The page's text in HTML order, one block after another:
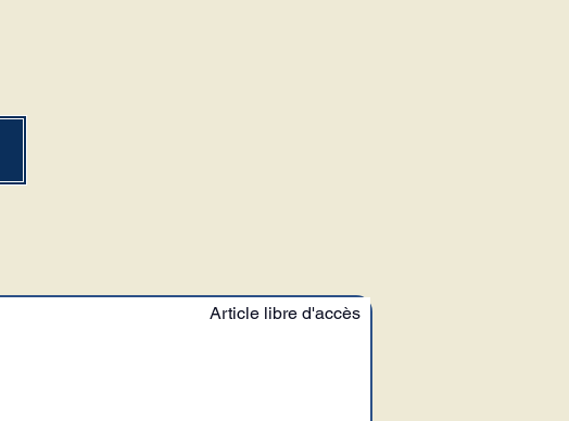
Article libre d'accès